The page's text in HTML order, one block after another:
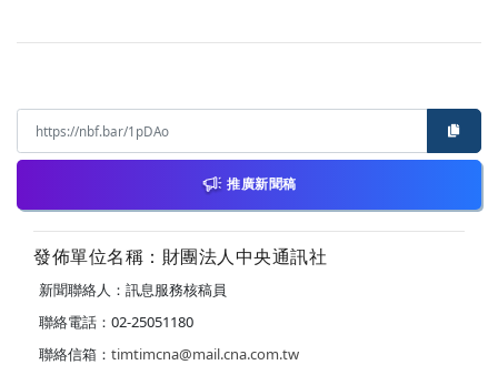
推廣新聞稿
發佈單位名稱：財團法人中央通訊社
新聞聯絡人：訊息服務核稿員
聯絡電話：02-25051180
聯絡信箱： timtimcna@mail.cna.com.tw